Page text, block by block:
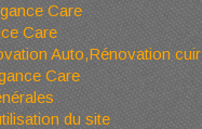
Care
Care
Auto,Rénovation cuir
Care
du site